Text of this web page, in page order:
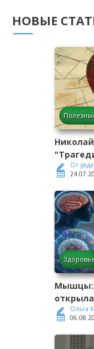
НОВЫЕ
От
Мышцы:
Ольга